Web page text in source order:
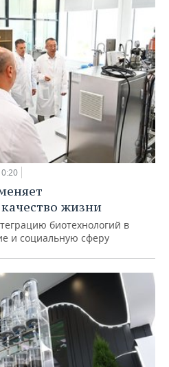
жизни
биотехнологий в
и социальную сферу